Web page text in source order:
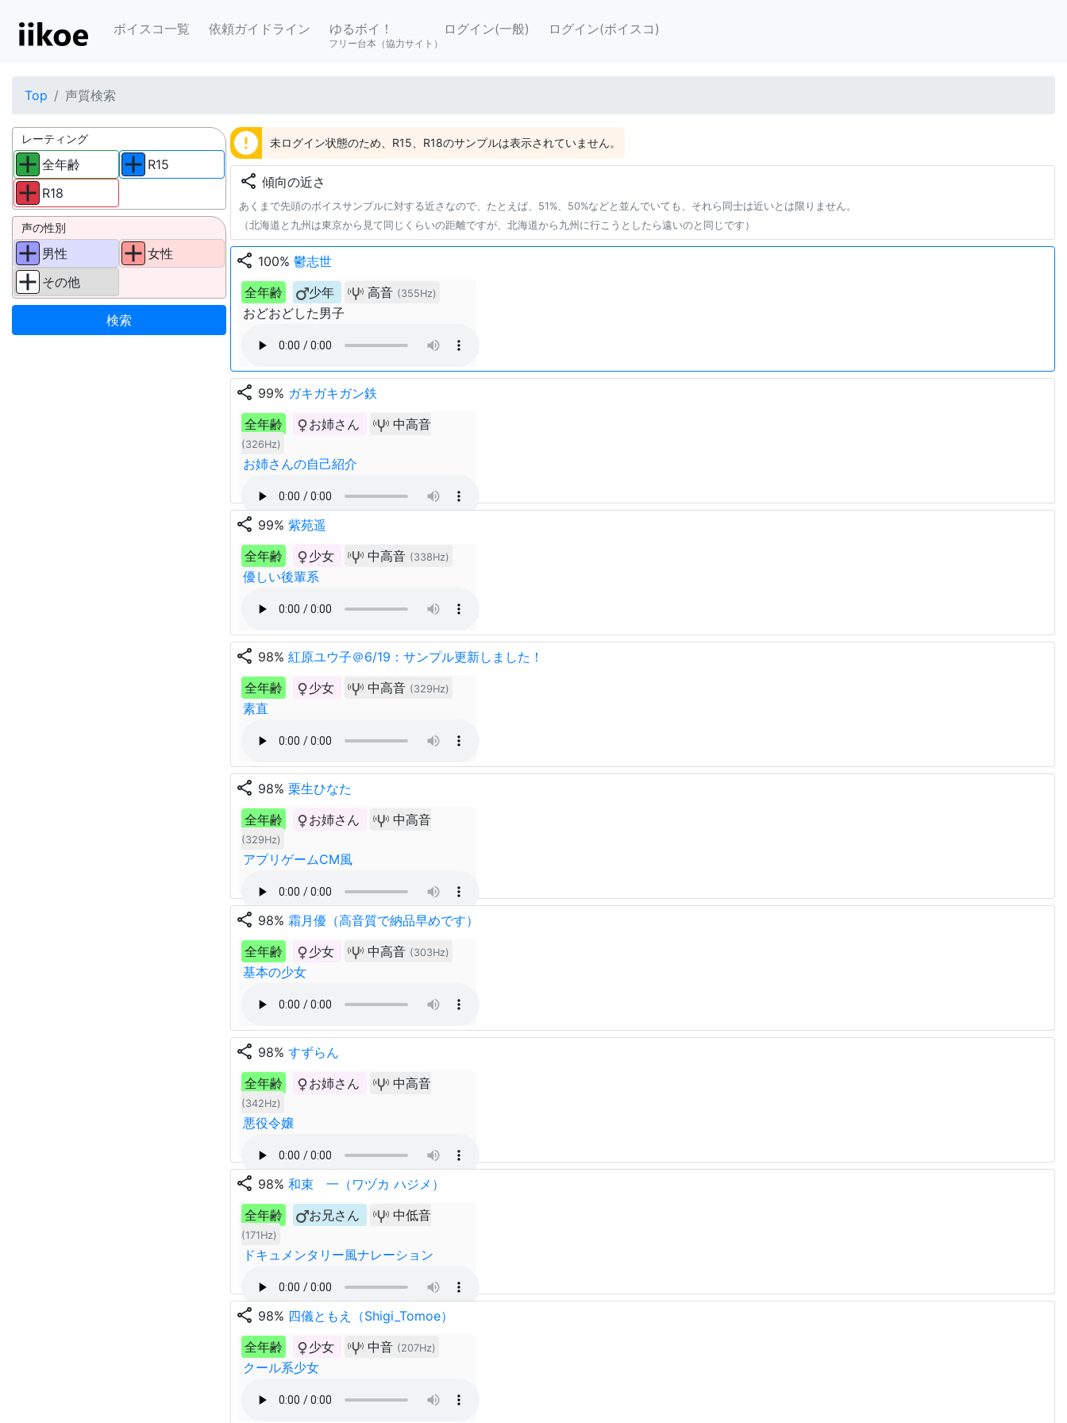
ボイスコ一覧 依頼ガイドライン ゆるボイ！
フリー台本（協力サイト）
ログイン(一般) ログイン(ボイスコ)
Top 声質検索
レーティング
全年齢
R18
R15
声の性別
男性
その他
女性
error 未ログイン状態のため、R15、R18のサンプルは表示されていません。
share 傾向の近さ
あくまで先頭のボイスサンプルに対する近さなので、たとえば、51%、50%などと並んでいても、それら同士は近いとは限りません。
（北海道と九州は東京から見て同じくらいの距離ですが、北海道から九州に行こうとしたら遠いのと同じです）
share 100% 鬱志世
全年齢
少年 高音 (355Hz)
おどおどした男子
share 99% ガキガキガン鉄
全年齢
お姉さん 中高音
(326Hz)
お姉さんの自己紹介
share 99% 紫苑遥
全年齢
少女 中高音 (338Hz)
優しい後輩系
share 98% 紅原ユウ子＠6/19：サンプル更新しました！
全年齢
少女 中高音 (329Hz)
素直
share 98% 栗生ひなた
全年齢
お姉さん 中高音
(329Hz)
アプリゲームCM風
share 98% 霜月優（高音質で納品早めです）
全年齢
少女 中高音 (303Hz)
基本の少女
share 98% すずらん
全年齢
お姉さん 中高音
(342Hz)
悪役令嬢
share 98% 和束 一（ワヅカ ハジメ）
全年齢
お兄さん 中低音
(171Hz)
ドキュメンタリー風ナレーション
share 98% 四儀ともえ（Shigi_Tomoe）
全年齢
少女 中音 (207Hz)
クール系少女